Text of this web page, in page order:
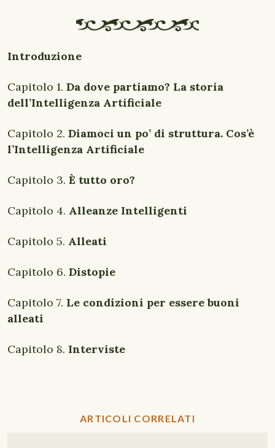
Introduzione
Capitolo 1. Da dove partiamo? La storia
dell’Intelligenza Artificiale
Capitolo 2. Diamoci un po’ di struttura. Cos’è
l’Intelligenza Artificiale
Capitolo 3. È tutto oro?
Capitolo 4. Alleanze Intelligenti
Capitolo 5. Alleati
Capitolo 6. Distopie
Capitolo 7. Le condizioni per essere buoni
alleati
Capitolo 8. Interviste
ARTICOLI CORRELATI